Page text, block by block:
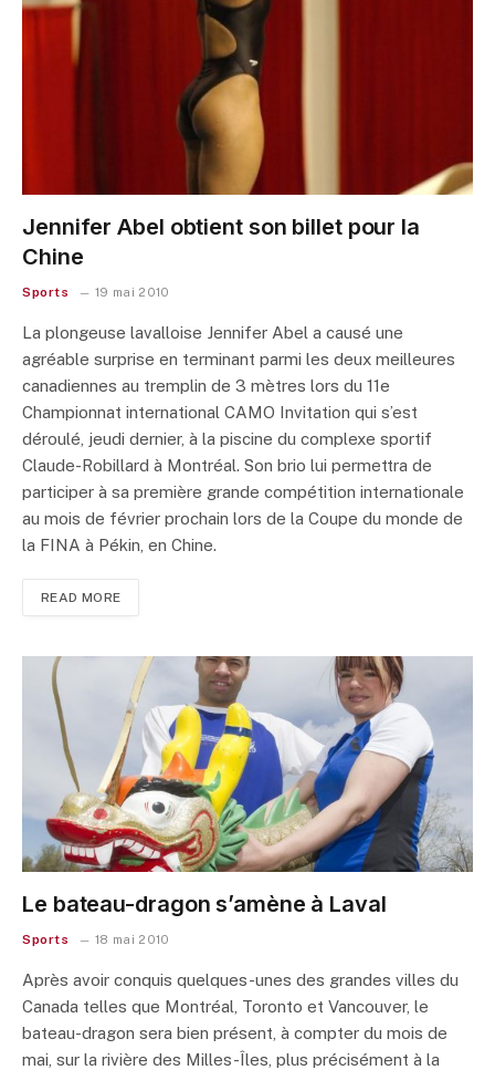
Jennifer Abel obtient son billet pour la
Chine
Sports 19 mai 2010
La plongeuse lavalloise Jennifer Abel a causé une
agréable surprise en terminant parmi les deux meilleures
canadiennes au tremplin de 3 mètres lors du 11e
Championnat international CAMO Invitation qui s’est
déroulé, jeudi dernier, à la piscine du complexe sportif
Claude-Robillard à Montréal. Son brio lui permettra de
participer à sa première grande compétition internationale
au mois de février prochain lors de la Coupe du monde de
la FINA à Pékin, en Chine.
READ MORE
Le bateau-dragon s’amène à Laval
Sports 18 mai 2010
Après avoir conquis quelques-unes des grandes villes du
Canada telles que Montréal, Toronto et Vancouver, le
bateau-dragon sera bien présent, à compter du mois de
mai, sur la rivière des Milles-Îles, plus précisément à la